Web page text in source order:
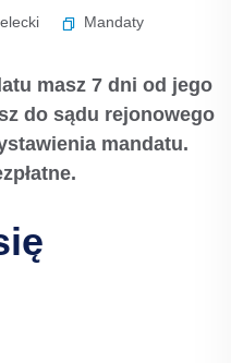
Mandaty
masz 7 dni od jego
do sądu rejonowego
mandatu.